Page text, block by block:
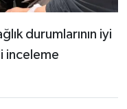
durumlarının iyi
inceleme